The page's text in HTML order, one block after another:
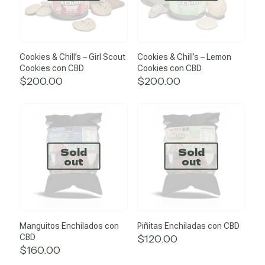
Cookies & Chill’s – Girl Scout
Cookies con CBD
$200.00
Cookies & Chill’s – Lemon
Cookies con CBD
$200.00
Sold
out
Manguitos Enchilados con
CBD
$160.00
Sold
out
Piñitas Enchiladas con CBD
$120.00